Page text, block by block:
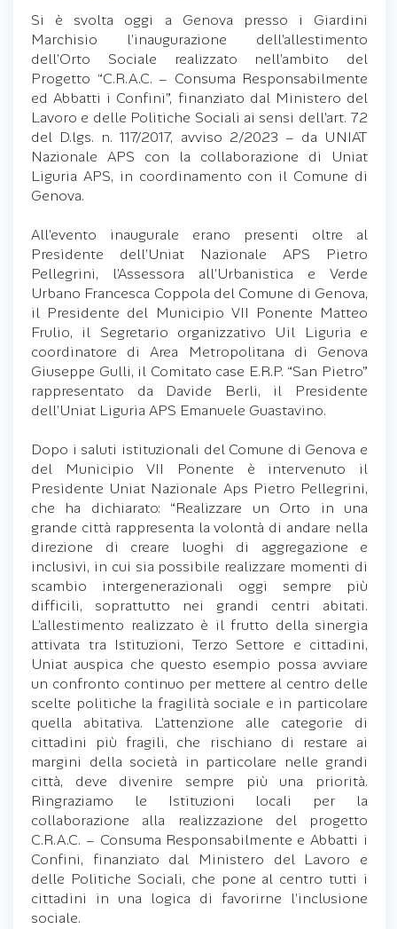
Si è svolta oggi a Genova presso i Giardini
Marchisio l’inaugurazione dell’allestimento
dell’Orto Sociale realizzato nell’ambito del
Progetto “C.R.A.C. – Consuma Responsabilmente
ed Abbatti i Confini”, finanziato dal Ministero del
Lavoro e delle Politiche Sociali ai sensi dell’art. 72
del D.lgs. n. 117/2017, avviso 2/2023 – da UNIAT
Nazionale APS con la collaborazione di Uniat
Liguria APS, in coordinamento con il Comune di
Genova.
All’evento inaugurale erano presenti oltre al
Presidente dell’Uniat Nazionale APS Pietro
Pellegrini, l’Assessora all’Urbanistica e Verde
Urbano Francesca Coppola del Comune di Genova,
il Presidente del Municipio VII Ponente Matteo
Frulio, il Segretario organizzativo Uil Liguria e
coordinatore di Area Metropolitana di Genova
Giuseppe Gulli, il Comitato case E.R.P. “San Pietro”
rappresentato da Davide Berli, il Presidente
dell’Uniat Liguria APS Emanuele Guastavino.
Dopo i saluti istituzionali del Comune di Genova e
del Municipio VII Ponente è intervenuto il
Presidente Uniat Nazionale Aps Pietro Pellegrini,
che ha dichiarato: “Realizzare un Orto in una
grande città rappresenta la volontà di andare nella
direzione di creare luoghi di aggregazione e
inclusivi, in cui sia possibile realizzare momenti di
scambio intergenerazionali oggi sempre più
difficili, soprattutto nei grandi centri abitati.
L’allestimento realizzato è il frutto della sinergia
attivata tra Istituzioni, Terzo Settore e cittadini,
Uniat auspica che questo esempio possa avviare
un confronto continuo per mettere al centro delle
scelte politiche la fragilità sociale e in particolare
quella abitativa. L’attenzione alle categorie di
cittadini più fragili, che rischiano di restare ai
margini della società in particolare nelle grandi
città, deve divenire sempre più una priorità.
Ringraziamo le Istituzioni locali per la
collaborazione alla realizzazione del progetto
C.R.A.C. – Consuma Responsabilmente e Abbatti i
Confini, finanziato dal Ministero del Lavoro e
delle Politiche Sociali, che pone al centro tutti i
cittadini in una logica di favorirne l’inclusione
sociale.